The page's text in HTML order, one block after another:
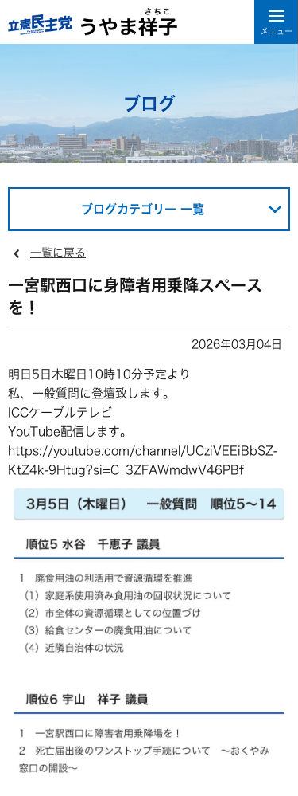
ブログ
ブログカテゴリー 一覧
一覧に戻る
一宮駅西口に身障者用乗降スペース
を！
2026年03月04日
明日5日木曜日10時10分予定より
私、一般質問に登壇致します。
ICCケーブルテレビ
YouTube配信します。
https://youtube.com/channel/UCziVEEiBbSZ-
KtZ4k-9Htug?si=C_3ZFAWmdwV46PBf